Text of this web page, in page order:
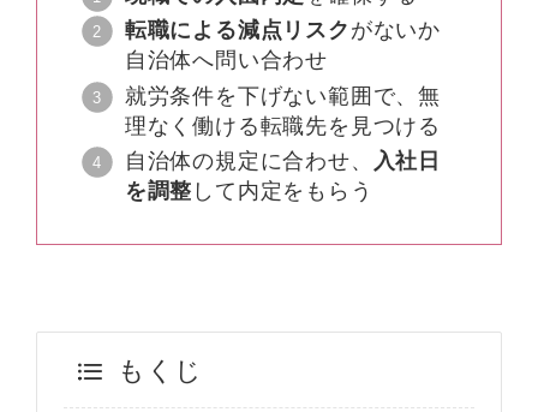
転職による減点リスク がないか
自治体へ問い合わせ
就労条件を下げない範囲で、無
理なく働ける転職先を見つける
自治体の規定に合わせ、
入社日
を調整 して内定をもらう
もくじ